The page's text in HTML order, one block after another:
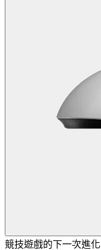
競技遊戲的下一次進化